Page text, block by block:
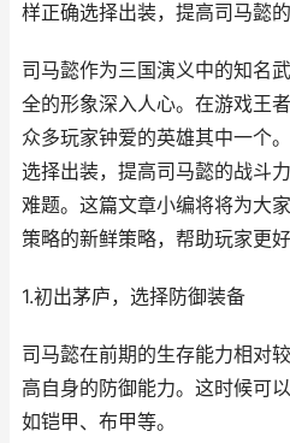
样正确选择出装，提高司马懿
司马懿作为三国演义中的知名
全的形象深入人心。在游戏王
众多玩家钟爱的英雄其中一个
选择出装，提高司马懿的战斗
难题。这篇文章小编将将为大
策略的新鲜策略，帮助玩家更
1.初出茅庐，选择防御装备
司马懿在前期的生存能力相对
高自身的防御能力。这时候可
如铠甲、布甲等。